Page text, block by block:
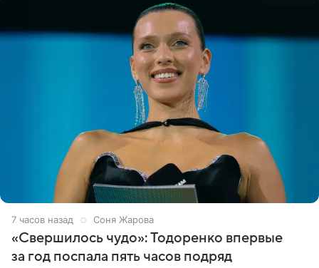
7 часов назад Соня Жарова
«Свершилось чудо»: Тодоренко впервые
за год поспала пять часов подряд